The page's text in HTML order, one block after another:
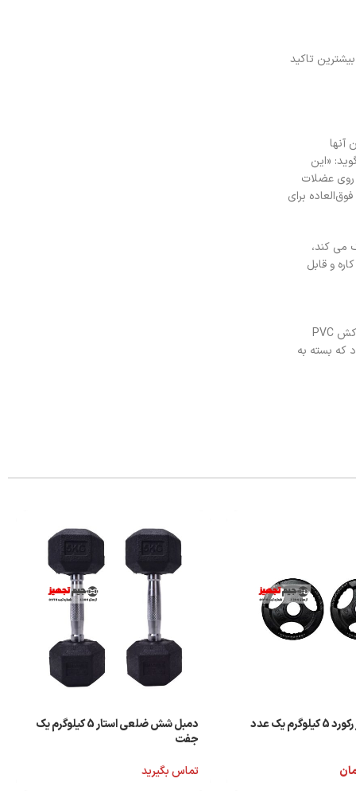
تاکید
آنها
«این
روی عضلات
برای
می کند،
و قابل
کتل بل روکش لاستیکی رکورد معرفی شده در این بخش محصول کشور ایران و به رنگ مشکی بوده و دارای بدنه فلزی می باشد که برای افزایش کیفیت با یک روکش PVC
های مختلفی از 4 تا 20 کیلوگرم ارائه می شود که بسته به
یک عدد
دمبل شش ضلعی استار 5 کیلوگرم یک
جفت
تماس بگیرید